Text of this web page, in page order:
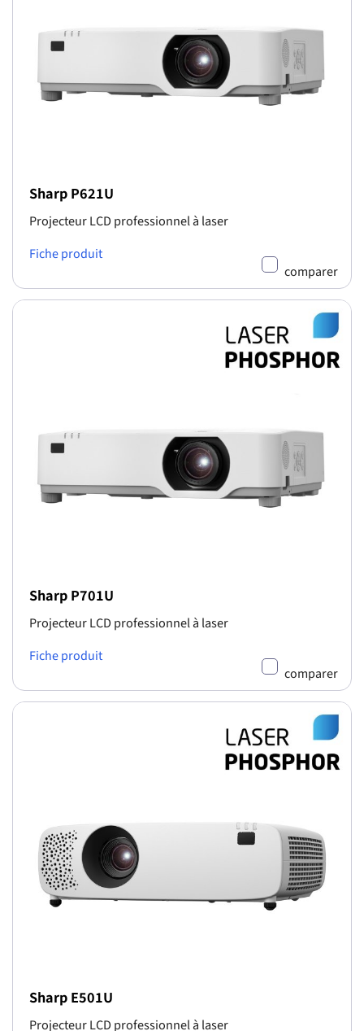
Sharp P621U
Projecteur LCD professionnel à laser
Fiche produit
comparer
Sharp P701U
Projecteur LCD professionnel à laser
Fiche produit
comparer
Sharp E501U
Projecteur LCD professionnel à laser